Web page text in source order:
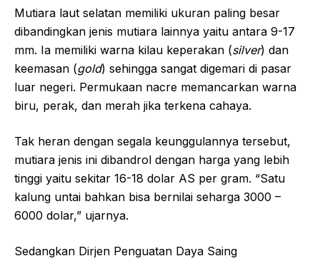
Mutiara laut selatan memiliki ukuran paling besar
dibandingkan jenis mutiara lainnya yaitu antara 9-17
mm. Ia memiliki warna kilau keperakan (silver) dan
keemasan (gold) sehingga sangat digemari di pasar
luar negeri. Permukaan nacre memancarkan warna
biru, perak, dan merah jika terkena cahaya.
Tak heran dengan segala keunggulannya tersebut,
mutiara jenis ini dibandrol dengan harga yang lebih
tinggi yaitu sekitar 16-18 dolar AS per gram. “Satu
kalung untai bahkan bisa bernilai seharga 3000 –
6000 dolar,” ujarnya.
Sedangkan Dirjen Penguatan Daya Saing